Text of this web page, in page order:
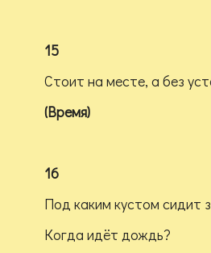
15
Стоит на месте, а без
(Время)
16
Под каким кустом сидит
Когда идёт дождь?